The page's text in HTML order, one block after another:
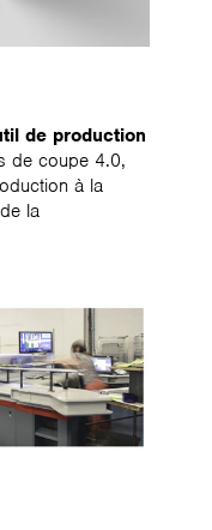
de production
de coupe 4.0,
à la
la